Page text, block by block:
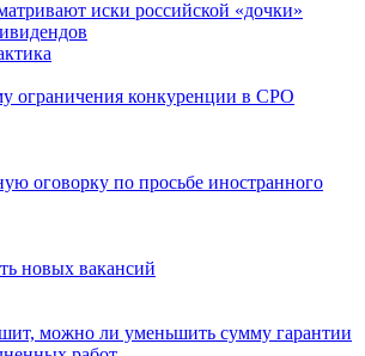
иски российской «дочки»
ограничения конкуренции в СРО
оговорку по просьбе иностранного
новых вакансий
можно ли уменьшить сумму гарантии